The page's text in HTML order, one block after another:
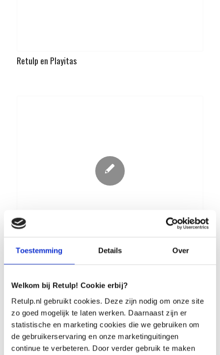
Toestemming Details Over
Welkom bij Retulp! Cookie erbij?
Retulp.nl gebruikt cookies. Deze zijn nodig om onze site
zo goed mogelijk te laten werken. Daarnaast zijn er
statistische en marketing cookies die we gebruiken om
de gebruikerservaring en onze marketinguitingen
continue te verbeteren. Door verder gebruik te maken
Retulp en Playitas
Retulp en Havo